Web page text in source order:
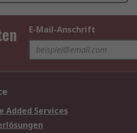
E-Mail-Anschrift
Added Services